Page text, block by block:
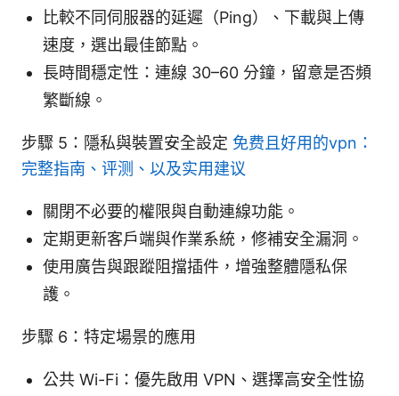
比較不同伺服器的延遲（Ping）、下載與上傳
速度，選出最佳節點。
長時間穩定性：連線 30–60 分鐘，留意是否頻
繁斷線。
步驟 5：隱私與裝置安全設定 免费且好用的vpn：
完整指南、评测、以及实用建议
關閉不必要的權限與自動連線功能。
定期更新客戶端與作業系統，修補安全漏洞。
使用廣告與跟蹤阻擋插件，增強整體隱私保
護。
步驟 6：特定場景的應用
公共 Wi-Fi：優先啟用 VPN、選擇高安全性協